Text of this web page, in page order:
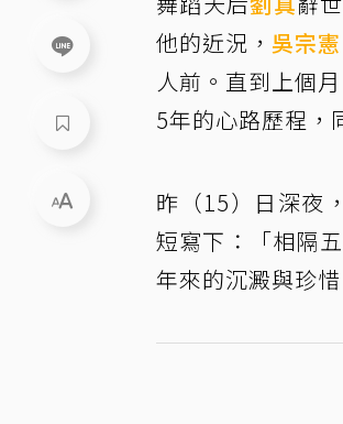
他的近況， 吳宗憲
人前。直到上個
5年的心路歷程，
昨（15）日深夜
短寫下：「相隔
年來的沉澱與珍